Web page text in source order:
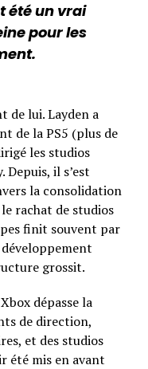
été un vrai
pour les
de lui. Layden a
de la PS5 (plus de
les studios
il s’est
la consolidation
rachat de studios
finit souvent par
grossit.
dépasse la
de direction,
et des studios
été mis en avant